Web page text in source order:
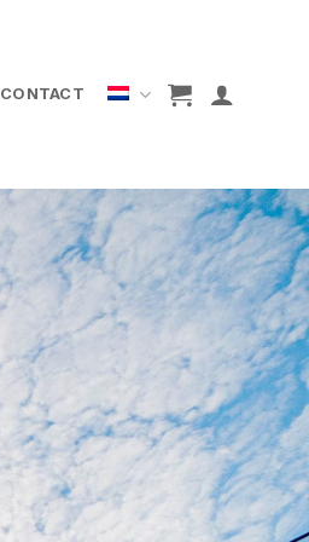
CONTACT